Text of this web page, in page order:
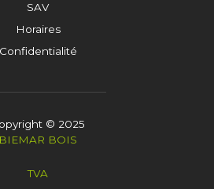
SAV
Horaires
Confidentialité
© 2025
BIEMAR BOIS
TVA